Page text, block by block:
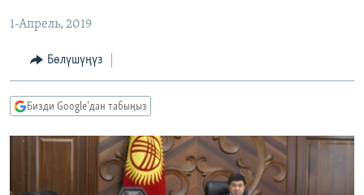
ЭКОНОМИКА
МАДАНИЯТ
БОРБОР АЗИЯ
АТАЙЫН ИЛИКТӨӨ
ТВ ПРОГРАММАЛАР
ЭКСПЕРТТЕР ТАЛДАЙТ
БИЗ ЖАНА ДҮЙНӨ
ДАНИСТЕ
ӨЗГӨЧӨ ПИКИР
1-Апрель, 2019
Бөлүшүңүз
Бизди Google'дан табыңыз